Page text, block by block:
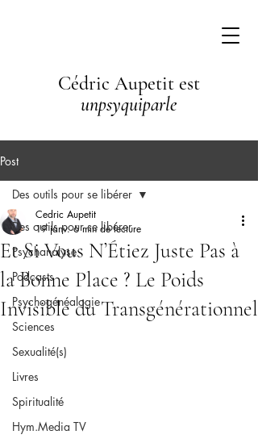
Cédric Aupetit est
unpsyquiparle
Post
Des outils pour se libérer
Psychanalyse
Podcasts
Psychogénéalogie
Sciences
Sexualité(s)
Livres
Spiritualité
Hym.Media TV
Des outils pour se libérer
Et Si Vous N’Étiez Juste Pas à
la Bonne Place ? Le Poids
Invisible du Transgénérationnel
Cedric Aupetit
19 janv. 6 min de lecture